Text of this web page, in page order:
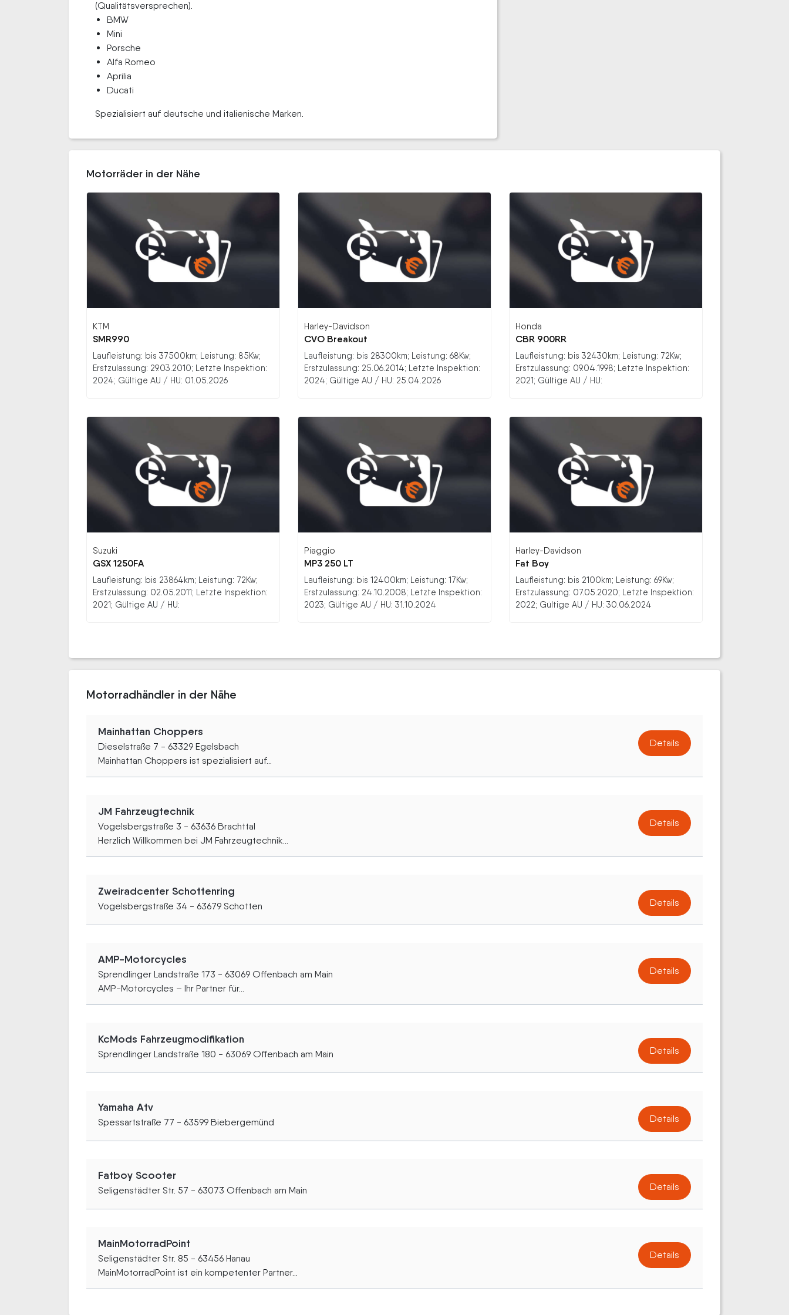
(Qualitätsversprechen).
BMW
Mini
Porsche
Alfa Romeo
Aprilia
Ducati
Spezialisiert auf deutsche und italienische Marken.
Motorräder in der Nähe
KTM
SMR990
Laufleistung: bis 37500km; Leistung: 85Kw;
Erstzulassung: 29.03.2010; Letzte Inspektion:
2024; Gültige AU / HU: 01.05.2026
Harley-Davidson
CVO Breakout
Laufleistung: bis 28300km; Leistung: 68Kw;
Erstzulassung: 25.06.2014; Letzte Inspektion:
2024; Gültige AU / HU: 25.04.2026
Honda
CBR 900RR
Laufleistung: bis 32430km; Leistung: 72Kw;
Erstzulassung: 09.04.1998; Letzte Inspektion:
2021; Gültige AU / HU:
Suzuki
GSX 1250FA
Laufleistung: bis 23864km; Leistung: 72Kw;
Erstzulassung: 02.05.2011; Letzte Inspektion:
2021; Gültige AU / HU:
Piaggio
MP3 250 LT
Laufleistung: bis 12400km; Leistung: 17Kw;
Erstzulassung: 24.10.2008; Letzte Inspektion:
2023; Gültige AU / HU: 31.10.2024
Harley-Davidson
Fat Boy
Laufleistung: bis 2100km; Leistung: 69Kw;
Erstzulassung: 07.05.2020; Letzte Inspektion:
2022; Gültige AU / HU: 30.06.2024
Motorradhändler in der Nähe
Mainhattan Choppers
Dieselstraße 7 - 63329 Egelsbach
Mainhattan Choppers ist spezialisiert auf...
Details
JM Fahrzeugtechnik
Vogelsbergstraße 3 - 63636 Brachttal
Herzlich Willkommen bei JM Fahrzeugtechnik...
Details
Zweiradcenter Schottenring
Vogelsbergstraße 34 - 63679 Schotten Details
AMP-Motorcycles
Sprendlinger Landstraße 173 - 63069 Offenbach am Main
AMP-Motorcycles – Ihr Partner für...
Details
KcMods Fahrzeugmodifikation
Sprendlinger Landstraße 180 - 63069 Offenbach am Main Details
Yamaha Atv
Spessartstraße 77 - 63599 Biebergemünd Details
Fatboy Scooter
Seligenstädter Str. 57 - 63073 Offenbach am Main Details
MainMotorradPoint
Seligenstädter Str. 85 - 63456 Hanau
MainMotorradPoint ist ein kompetenter Partner...
Details